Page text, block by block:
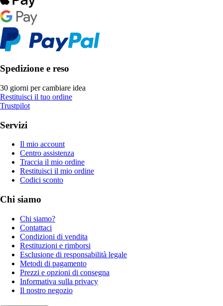
Spedizione e reso
30 giorni per cambiare idea
Restituisci il tuo ordine
Trustpilot
Servizi
Il mio account
Centro assistenza
Traccia il mio ordine
Restituisci il mio ordine
Codici sconto
Chi siamo
Chi siamo?
Contattaci
Condizioni di vendita
Restituzioni e rimborsi
Esclusione di responsabilità legale
Metodi di pagamento
Prezzi e opzioni di consegna
Informativa sulla privacy
Il nostro negozio